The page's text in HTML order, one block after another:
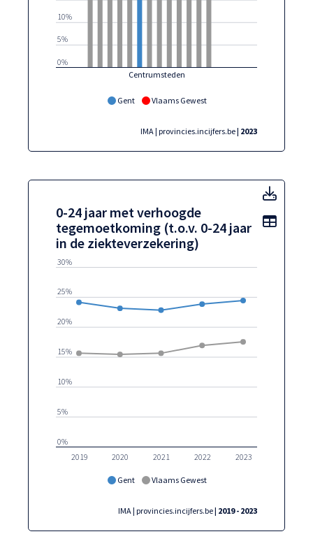
Gent Vlaams Gewest
Centrumsteden
0%
5%
10%
IMA | provincies.incijfers.be| 2023
0-24 jaar met verhoogde
tegemoetkoming (t.o.v. 0-24 jaar
in de ziekteverzekering)
Gent Vlaams Gewest
2019 2020 2021 2022 2023
0%
5%
10%
15%
20%
25%
30%
IMA | provincies.incijfers.be| 2019 - 2023
0-24
Toon